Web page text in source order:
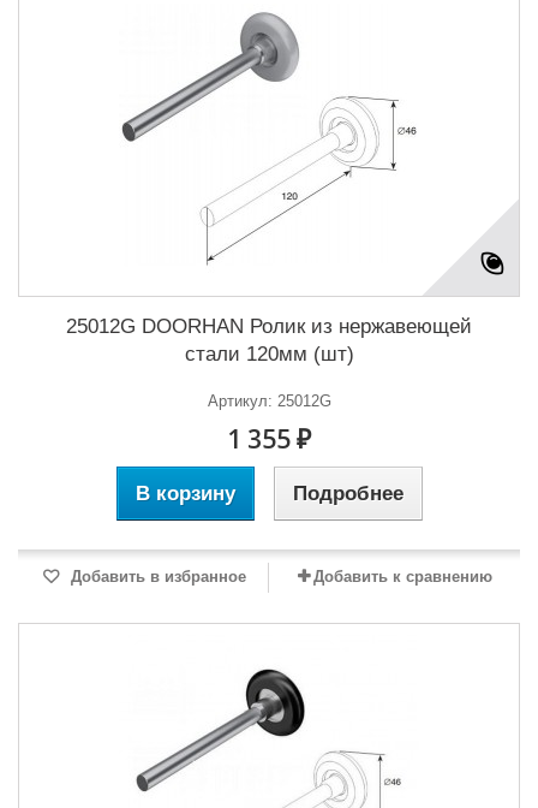
25012G DOORHAN Ролик из нержавеющей
стали 120мм (шт)
Артикул: 25012G
1 355 ₽
В корзину Подробнее
Добавить в избранное Добавить к сравнению